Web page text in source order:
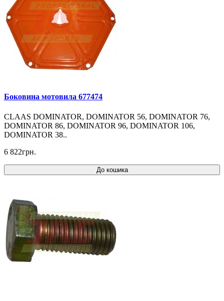
Боковина мотовила 677474
CLAAS DOMINATOR, DOMINATOR 56, DOMINATOR 76,
DOMINATOR 86, DOMINATOR 96, DOMINATOR 106,
DOMINATOR 38..
6 822грн.
До кошика